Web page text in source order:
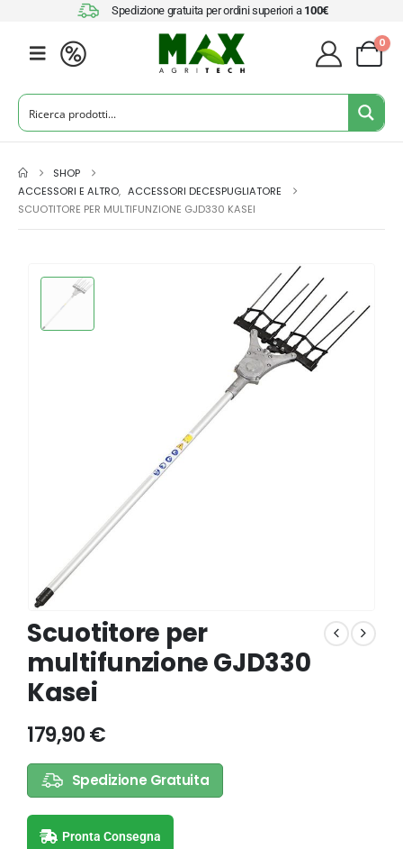
Spedizione gratuita per ordini superiori a 100€
0
SHOP
ACCESSORI E ALTRO, ACCESSORI DECESPUGLIATORE
SCUOTITORE PER MULTIFUNZIONE GJD330 KASEI
Scuotitore per
multifunzione GJD330
Kasei
179,90€
Spedizione Gratuita
Pronta Consegna